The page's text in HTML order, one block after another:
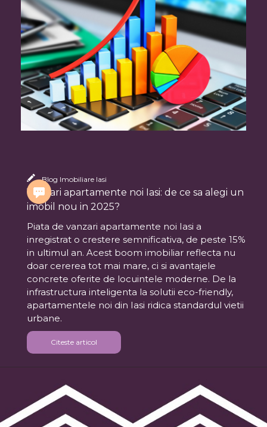
Blog Imobiliare Iasi
Vanzari apartamente noi Iasi: de ce sa alegi un
imobil nou in 2025?
Piata de vanzari apartamente noi Iasi a
inregistrat o crestere semnificativa, de peste 15%
in ultimul an. Acest boom imobiliar reflecta nu
doar cererea tot mai mare, ci si avantajele
concrete oferite de locuintele moderne. De la
infrastructura inteligenta la solutii eco-friendly,
apartamentele noi din Iasi ridica standardul vietii
urbane.
Citeste articol